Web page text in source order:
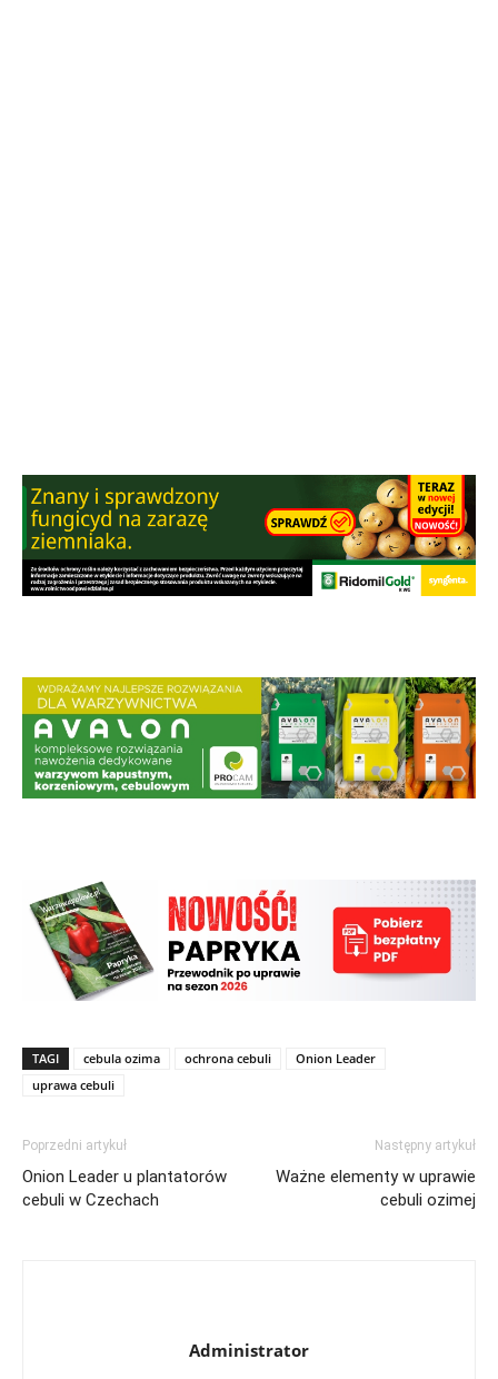
TAGI cebula ozima ochrona cebuli
Onion Leader
uprawa cebuli
Poprzedni artykuł
Onion Leader u plantatorów
cebuli w Czechach
Następny artykuł
Ważne elementy w uprawie
cebuli ozimej
Administrator